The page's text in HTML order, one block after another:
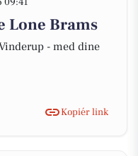
Lone Brams
- med dine
Kopiér link